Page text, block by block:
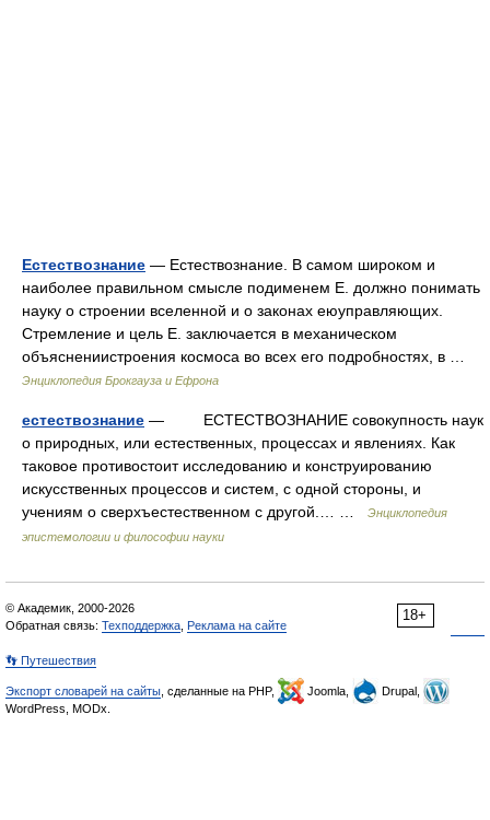
Естествознание — Естествознание. В самом широком и
наиболее правильном смысле подименем Е. должно понимать
науку о строении вселенной и о законах еюуправляющих.
Стремление и цель Е. заключается в механическом
объяснениистроения космоса во всех его подробностях, в …
Энциклопедия Брокгауза и Ефрона
естествознание — ЕСТЕСТВОЗНАНИЕ совокупность наук
о природных, или естественных, процессах и явлениях. Как
таковое противостоит исследованию и конструированию
искусственных процессов и систем, с одной стороны, и
учениям о сверхъестественном с другой.… …
Энциклопедия
эпистемологии и философии науки
18+
© Академик, 2000-2026
Обратная связь: Техподдержка Реклама на сайте
👣 Путешествия
Экспорт словарей на сайты , сделанные на PHP, Joomla,
Drupal,
WordPress, MODx.